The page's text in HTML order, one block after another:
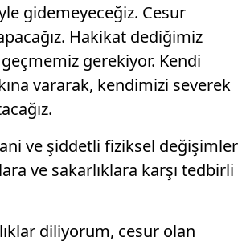
gidemeyeceğiz. Cesur
Hakikat dediğimiz
gerekiyor. Kendi
vararak, kendimizi severek
ve şiddetli fiziksel değişimler
ve sakarlıklara karşı tedbirli
diliyorum, cesur olan